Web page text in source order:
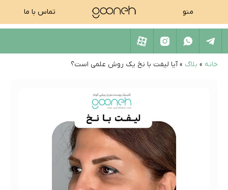
منو تماس با ما
خانه » بلاگ »آیا لیفت با نخ یک روش علمی است؟